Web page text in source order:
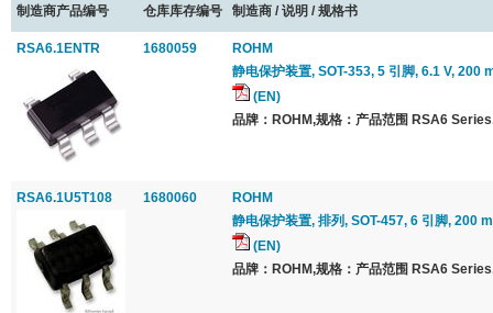
制造商产品编号 仓库库存编号 制造商 / 说明 / 规格书
RSA6.1ENTR 1680059
ROHM
静电保护装置, SOT-353, 5 引脚, 6.1 V, 200
(EN)
品牌：ROHM,规格：产品范围 RSA6
RSA6.1U5T108 1680060
ROHM
静电保护装置, 排列, SOT-457, 6 引脚, 200
(EN)
品牌：ROHM,规格：产品范围 RSA6